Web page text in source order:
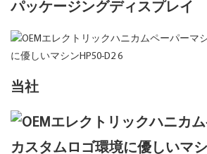
パッケージングディスプレイ
当社